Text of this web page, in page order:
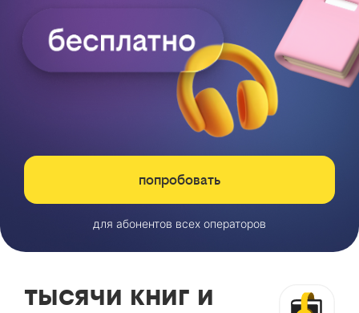
попробовать
для абонентов всех операторов
тысячи книг и